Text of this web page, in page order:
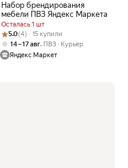
Набор брендирования
мебели ПВЗ Яндекс Маркета
Осталась 1 шт
Рейтинг товара: 5.0 из 5
Оценок: (4) · 15 купили
5.0(4) · 15 купили
14 – 17 авг, ПВЗ
Курьер
Яндекс Маркет